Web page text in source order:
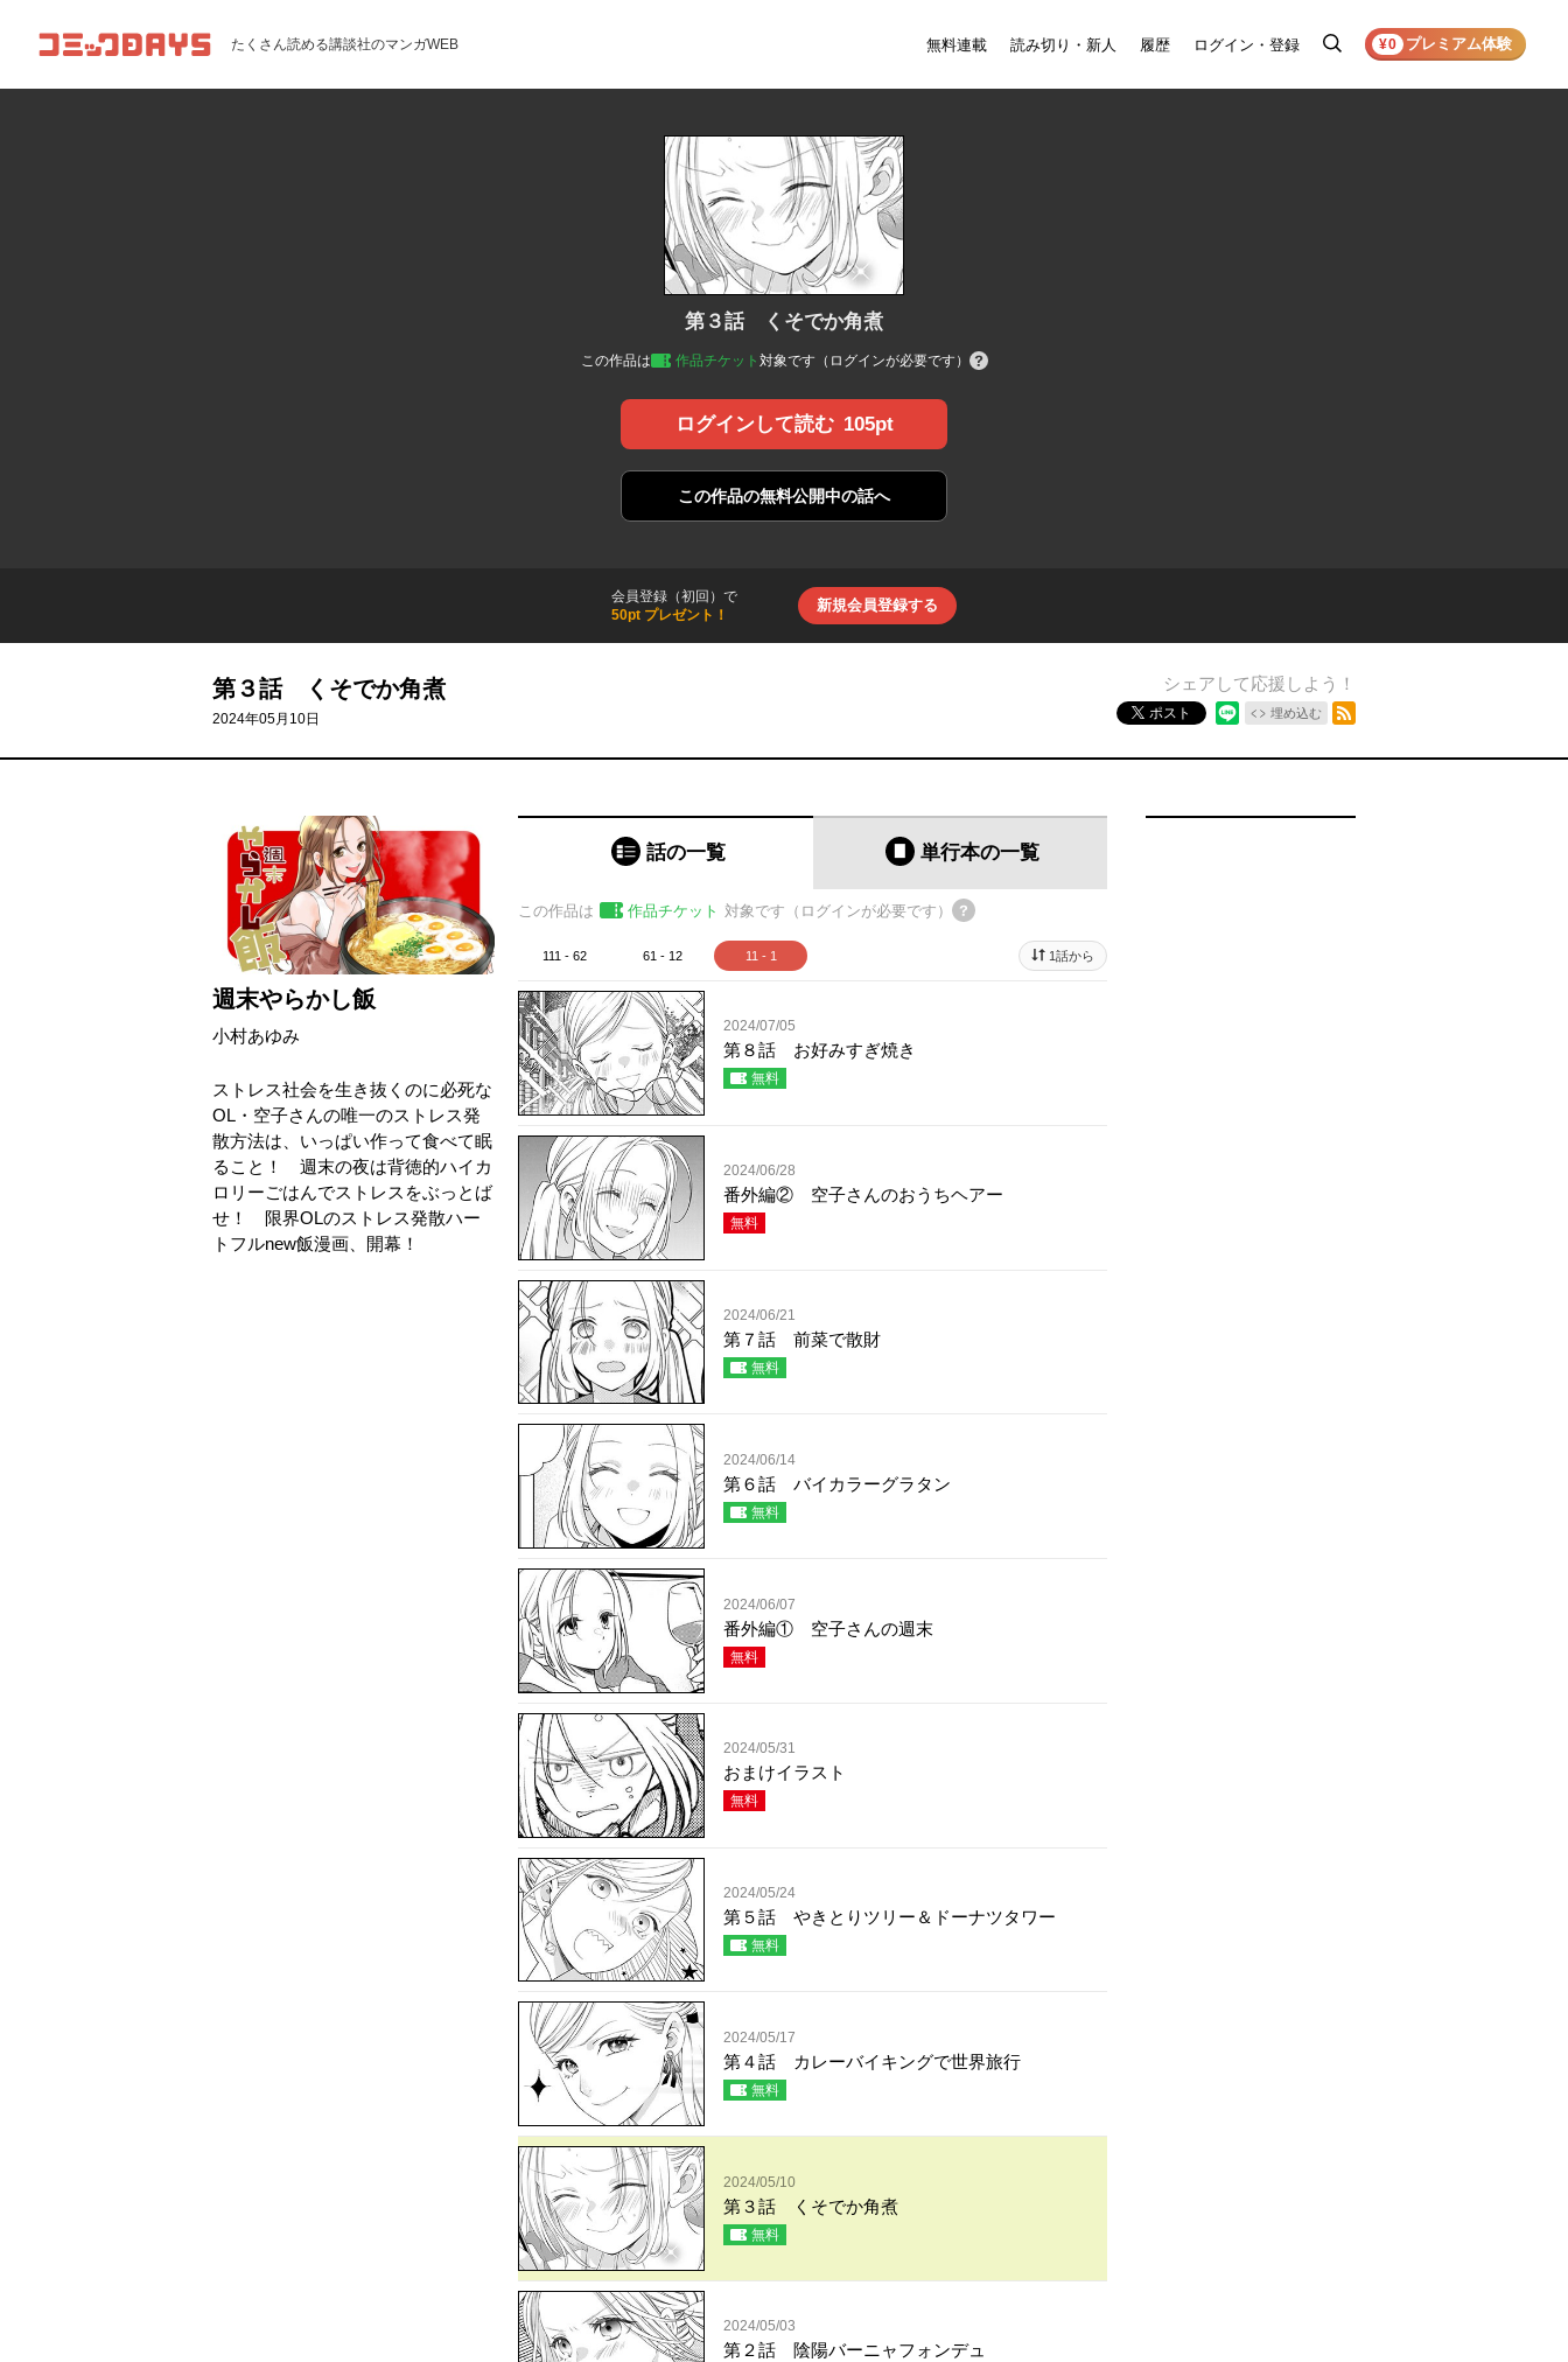
コミックDAYS たくさん読める講談社のマンガWEB 無料連載 読み切り・新人 履歴 ログイン・登録
検
¥0 プレミアム体験
第３話 くそでか角煮
この作品は 作品チケット 対象です（ログインが必要です）
ログインして読む 105pt
この作品の無料公開中の話へ
会員登録（初回）で
50pt プレゼント！
新規会員登録する
第３話 くそでか角煮
2024年05月10日
シェアして応援しよう！
ポスト 埋め込む
週末やらかし飯
小村あゆみ
ストレス社会を生き抜くのに必死な
OL・空子さんの唯一のストレス発
散方法は、いっぱい作って食べて眠
ること！ 週末の夜は背徳的ハイカ
ロリーごはんでストレスをぶっとば
せ！ 限界OLのストレス発散ハー
トフルnew飯漫画、開幕！
話の一覧 単行本の一覧
この作品は 作品チケット 対象です（ログインが必要です）
111 - 62 61 - 12 11 - 1 1話から
2024/07/05
第８話 お好みすぎ焼き
無料
2024/06/28
番外編② 空子さんのおうちヘアー
無料
2024/06/21
第７話 前菜で散財
無料
2024/06/14
第６話 バイカラーグラタン
無料
2024/06/07
番外編① 空子さんの週末
無料
2024/05/31
おまけイラスト
無料
2024/05/24
第５話 やきとりツリー＆ドーナツタワー
無料
2024/05/17
第４話 カレーバイキングで世界旅行
無料
2024/05/10
第３話 くそでか角煮
無料
2024/05/03
第２話 陰陽バーニャフォンデュ